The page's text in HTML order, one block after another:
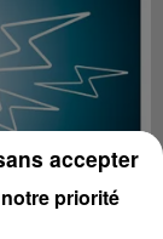
priorité
accepter